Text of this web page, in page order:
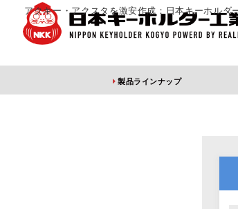
アクキー・アクスタを激安作成：日本キーホルダ
製品ラインナップ